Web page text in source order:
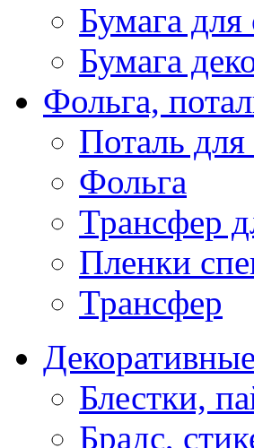
Бумага для
Бумага
Фольга,
Поталь для
Фольга
Трансфер
Пленки
Трансфер
Блестки,
Брадс,